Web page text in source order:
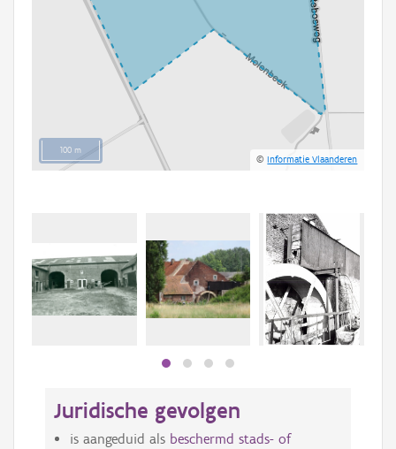
100 m
©Informatie Vlaanderen
Juridische gevolgen
is aangeduid als beschermd stads- of